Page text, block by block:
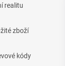
realitu
zboží
kódy